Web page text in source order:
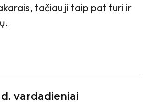
tačiau ji taip pat turi ir
vardadieniai